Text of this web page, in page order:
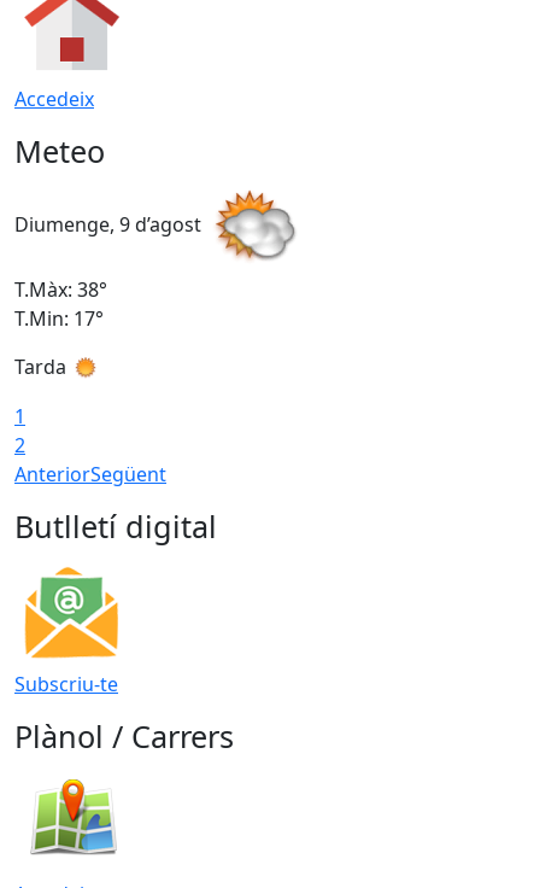
Accedeix
Meteo
Diumenge, 9 d’agost
T.Màx: 38°
T.Min: 17°
Tarda
1
2
AnteriorSegüent
Butlletí digital
Subscriu-te
Plànol / Carrers